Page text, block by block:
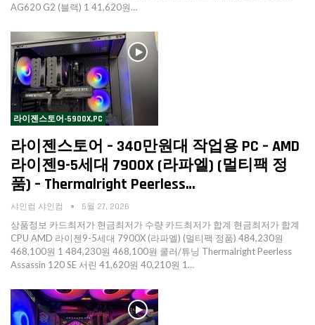
AG620 G2 (블랙) 1 41,620원…
라이젠스토어-5900X,PC
라이젠스토어 – 340만원대 작업용 PC – AMD
라이젠9-5세대 7900X (라파엘) (멀티팩 정
품) – Thermalright Peerless…
샤인컴 샤인컴 5월 27, 2026
상품정보 카드최저가 현금최저가 수량 카드최저가 합계 현금최저가 합계
CPU AMD 라이젠9-5세대 7900X (라파엘) (멀티팩 정품) 484,230원
468,100원 1 484,230원 468,100원 쿨러/튜닝 Thermalright Peerless
Assassin 120 SE 서린 41,620원 40,210원 1…